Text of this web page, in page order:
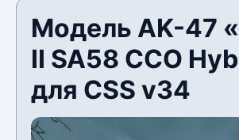
Модель AK-47
II SA58 CCO
для CSS v34